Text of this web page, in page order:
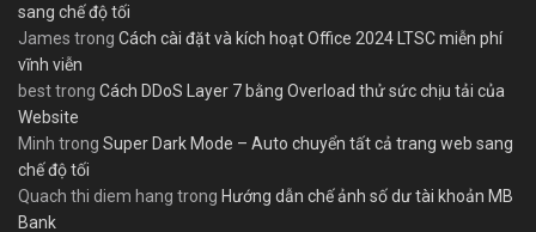
sang chế độ tối
James trong Cách cài đặt và kích hoạt Office 2024 LTSC miễn phí
vĩnh viễn
besttrong Cách DDoS Layer 7 bằng Overload thử sức chịu tải của
Website
Minh trong Super Dark Mode – Auto chuyển tất cả trang web sang
chế độ tối
Quach thi diem hang trong Hướng dẫn chế ảnh số dư tài khoản MB
Bank